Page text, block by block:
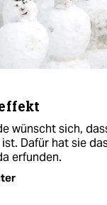
wünscht sich,
Dafür hat sie
erfunden.